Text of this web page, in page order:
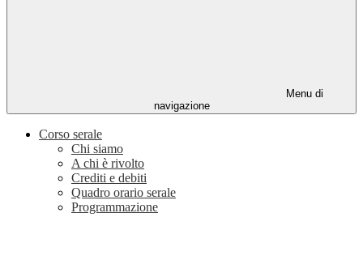
Menu di
navigazione
Corso serale
Chi siamo
A chi è rivolto
Crediti e debiti
Quadro orario serale
Programmazione